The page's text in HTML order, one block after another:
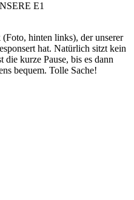
E1
hinten links), der unserer
hat. Natürlich sitzt kein
die kurze Pause, bis es dann
bequem. Tolle Sache!